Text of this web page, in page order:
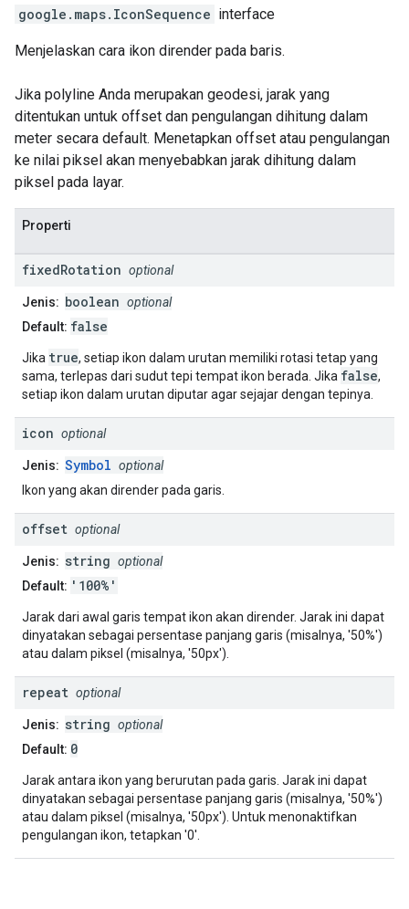
google.maps. IconSequence interface
Menjelaskan cara ikon dirender pada baris.
Jika polyline Anda merupakan geodesi, jarak yang
ditentukan untuk offset dan pengulangan dihitung dalam
meter secara default. Menetapkan offset atau pengulangan
ke nilai piksel akan menyebabkan jarak dihitung dalam
piksel pada layar.
Properti
fixedRotation optional
Jenis: boolean optional
Default: false
Jika true, setiap ikon dalam urutan memiliki rotasi tetap yang
sama, terlepas dari sudut tepi tempat ikon berada. Jika false,
setiap ikon dalam urutan diputar agar sejajar dengan tepinya.
icon optional
Jenis: Symbol optional
Ikon yang akan dirender pada garis.
offset optional
Jenis: string optional
Default: '100%'
Jarak dari awal garis tempat ikon akan dirender. Jarak ini dapat
dinyatakan sebagai persentase panjang garis (misalnya, '50%')
atau dalam piksel (misalnya, '50px').
repeat optional
Jenis: string optional
Default: 0
Jarak antara ikon yang berurutan pada garis. Jarak ini dapat
dinyatakan sebagai persentase panjang garis (misalnya, '50%')
atau dalam piksel (misalnya, '50px'). Untuk menonaktifkan
pengulangan ikon, tetapkan '0'.